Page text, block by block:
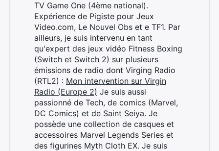
TV Game One (4ème national).
Expérience de Pigiste pour Jeux
Video.com, Le Nouvel Obs et e TF1. Par
ailleurs, je suis intervenu en tant
qu'expert des jeux vidéo Fitness Boxing
(Switch et Switch 2) sur plusieurs
émissions de radio dont Virging Radio
(RTL2) : Mon intervention sur Virgin
Radio (Europe 2) Je suis aussi
passionné de Tech, de comics (Marvel,
DC Comics) et de Saint Seiya. Je
possède une collection de casques et
accessoires Marvel Legends Series et
des figurines Myth Cloth EX. Je suis